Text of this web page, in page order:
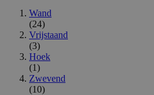
Wand
(24)
Vrijstaand
(3)
Hoek
(1)
Zwevend
(10)